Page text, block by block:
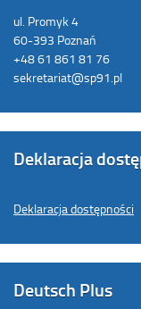
ul. Promyk 4
60-393 Poznań
+48 61 861 81 76
sekretariat@sp91.pl
Deklaracja
Deklaracja dostępności
Deutsch Plus